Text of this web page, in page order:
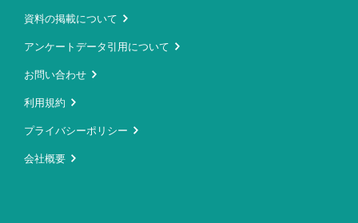
資料の掲載について
アンケートデータ引用について
お問い合わせ
利用規約
プライバシーポリシー
会社概要